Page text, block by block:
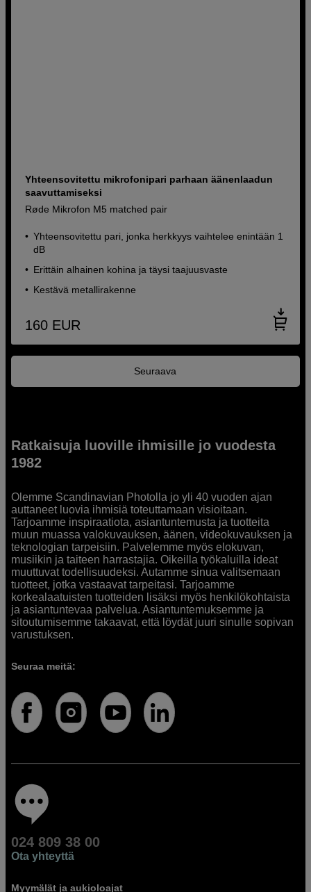
Yhteensovitettu mikrofonipari parhaan äänenlaadun
saavuttamiseksi
Røde Mikrofon M5 matched pair
Yhteensovitettu pari, jonka herkkyys vaihtelee enintään 1
dB
Erittäin alhainen kohina ja täysi taajuusvaste
Kestävä metallirakenne
160 EUR
Seuraava
Ratkaisuja luoville ihmisille jo vuodesta
1982
Olemme Scandinavian Photolla jo yli 40 vuoden ajan
auttaneet luovia ihmisiä toteuttamaan visioitaan.
Tarjoamme inspiraatiota, asiantuntemusta ja tuotteita
muun muassa valokuvauksen, äänen, videokuvauksen ja
teknologian tarpeisiin. Palvelemme myös elokuvan,
musiikin ja taiteen harrastajia. Oikeilla työkaluilla ideat
muuttuvat todellisuudeksi. Autamme sinua valitsemaan
tuotteet, jotka vastaavat tarpeitasi. Tarjoamme
korkealaatuisten tuotteiden lisäksi myös henkilökohtaista
ja asiantuntevaa palvelua. Asiantuntemuksemme ja
sitoutumisemme takaavat, että löydät juuri sinulle sopivan
varustuksen.
Seuraa meitä:
024 809 38 00
Ota yhteyttä
Myymälät ja aukioloajat